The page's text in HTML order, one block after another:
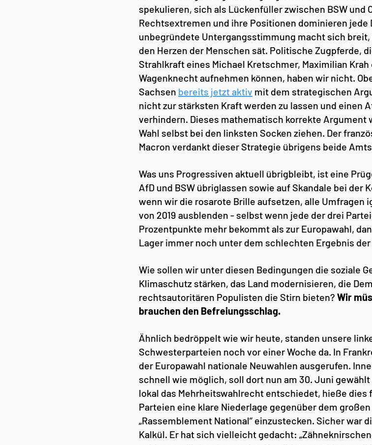
spekulieren, sich als Lückenfüller zwischen BSW und
Rechtsextremen und ihre Positionen dominieren jede
unbegründete Untergangsstimmung macht sich breit,
den Herzen der Menschen sät. Politische Zugpferde,
Strahlkraft eines Michael Kretschmer, Maximilian Krah
Wagenknecht aufnehmen können, haben wir nicht.
Sachsen bereits jetzt aktiv mit dem strategischen
nicht zur stärksten Kraft werden zu lassen und einen
verhindern. Dieses mathematisch korrekte Argument
Wahl selbst bei den linksten Socken ziehen. Der
Macron verdankt dieser Strategie übrigens beide
Was uns Progressiven aktuell übrigbleibt, ist eine
AfD und BSW übriglassen sowie auf Skandale bei der
wenn wir die rosarote Brille aufsetzen, alle Umfragen
von 2019 ausblenden - selbst wenn jede der drei
Prozentpunkte mehr bekommt als zur Europawahl,
Lager immer noch unter dem schlechten Ergebnis
Wie sollen wir unter diesen Bedingungen die soziale
Klimaschutz stärken, das Land modernisieren, die
rechtsautoritären Populisten die Stirn bieten? Wir
brauchen den Befreiungsschlag.
Ähnlich bedröppelt wie wir heute, standen unsere
Schwesterparteien noch vor einer Woche da. In
der Europawahl nationale Neuwahlen ausgerufen.
schnell wie möglich, soll dort nun am 30. Juni
lokal das Mehrheitswahlrecht entschiedet, hieße dies
Parteien eine klare Niederlage gegenüber dem
„Rassemblement National“ einzustecken. Sicher war
Kalkül. Er hat sich vielleicht gedacht: